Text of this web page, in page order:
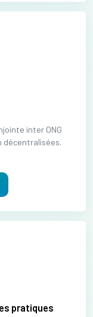
inter ONG
décentralisées.
pratiques